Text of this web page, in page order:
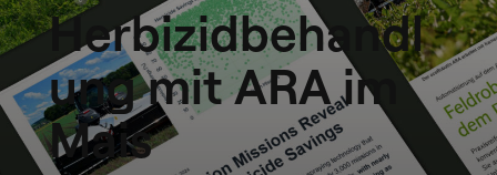
Herbizidbehandl
ung mit ARA im
Mais